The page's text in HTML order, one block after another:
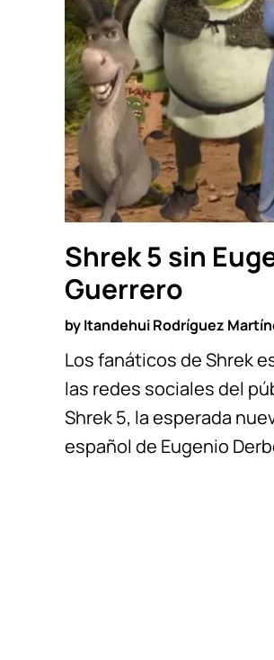
Shrek 5 sin
Guerrero
byItandehui Rodríguez
Los fanáticos de Shrek
las redes sociales del
Shrek 5, la esperada
español de Eugenio